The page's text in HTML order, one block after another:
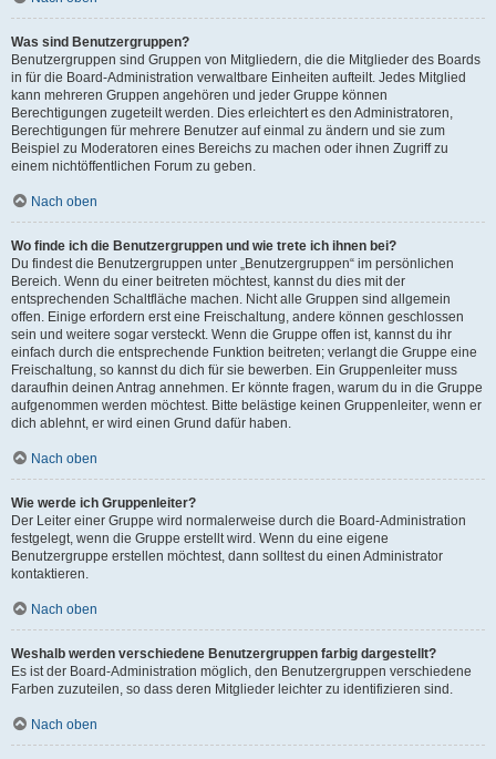
Was sind Benutzergruppen?
Benutzergruppen sind Gruppen von Mitgliedern, die die Mitglieder des Boards
in für die Board-Administration verwaltbare Einheiten aufteilt. Jedes Mitglied
kann mehreren Gruppen angehören und jeder Gruppe können
Berechtigungen zugeteilt werden. Dies erleichtert es den Administratoren,
Berechtigungen für mehrere Benutzer auf einmal zu ändern und sie zum
Beispiel zu Moderatoren eines Bereichs zu machen oder ihnen Zugriff zu
einem nichtöffentlichen Forum zu geben.
Nach oben
Wo finde ich die Benutzergruppen und wie trete ich ihnen bei?
Du findest die Benutzergruppen unter „Benutzergruppen“ im persönlichen
Bereich. Wenn du einer beitreten möchtest, kannst du dies mit der
entsprechenden Schaltfläche machen. Nicht alle Gruppen sind allgemein
offen. Einige erfordern erst eine Freischaltung, andere können geschlossen
sein und weitere sogar versteckt. Wenn die Gruppe offen ist, kannst du ihr
einfach durch die entsprechende Funktion beitreten; verlangt die Gruppe eine
Freischaltung, so kannst du dich für sie bewerben. Ein Gruppenleiter muss
daraufhin deinen Antrag annehmen. Er könnte fragen, warum du in die Gruppe
aufgenommen werden möchtest. Bitte belästige keinen Gruppenleiter, wenn er
dich ablehnt, er wird einen Grund dafür haben.
Nach oben
Wie werde ich Gruppenleiter?
Der Leiter einer Gruppe wird normalerweise durch die Board-Administration
festgelegt, wenn die Gruppe erstellt wird. Wenn du eine eigene
Benutzergruppe erstellen möchtest, dann solltest du einen Administrator
kontaktieren.
Nach oben
Weshalb werden verschiedene Benutzergruppen farbig dargestellt?
Es ist der Board-Administration möglich, den Benutzergruppen verschiedene
Farben zuzuteilen, so dass deren Mitglieder leichter zu identifizieren sind.
Nach oben